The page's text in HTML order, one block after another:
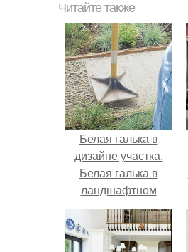
Читайте также
Белая галька в
дизайне участка.
Белая галька в
ландшафтном
дизайне